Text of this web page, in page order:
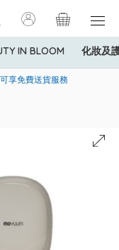
IN BLOOM 化妝及
達5%簽賬回贈！
享免費送貨服務
金額少於HK$600(折